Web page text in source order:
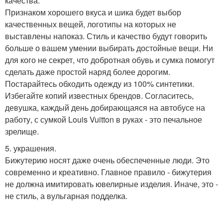
Признаком хорошего вкуса и шика будет выбор
качественных вещей, логотипы на которых не
выставлены напоказ. Стиль и качество будут говорить
больше о вашем умении выбирать достойные вещи. Ни
для кого не секрет, что добротная обувь и сумка помогут
сделать даже простой наряд более дорогим.
Постарайтесь обходить одежду из 100% синтетики.
Избегайте копий известных брендов. Согласитесь,
девушка, каждый день добирающаяся на автобусе на
работу, с сумкой Louis Vuitton в руках - это печальное
зрелище.
5. украшения.
Бижутерию носят даже очень обеспеченные люди. Это
современно и креативно. Главное правило - бижутерия
не должна имитировать ювелирные изделия. Иначе, это -
не стиль, а вульгарная подделка.